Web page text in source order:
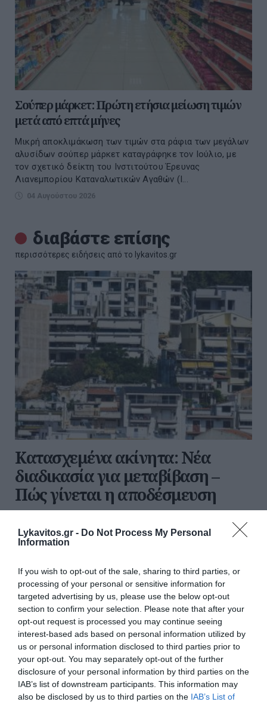
Lykavitos.gr - Do Not Process My Personal
Information
If you wish to opt-out of the sale, sharing to third parties, or
processing of your personal or sensitive information for
targeted advertising by us, please use the below opt-out
section to confirm your selection. Please note that after your
opt-out request is processed you may continue seeing
interest-based ads based on personal information utilized by
us or personal information disclosed to third parties prior to
your opt-out. You may separately opt-out of the further
disclosure of your personal information by third parties on the
IAB’s list of downstream participants. This information may
also be disclosed by us to third parties on the IAB’s List of
Σούπερ μάρκετ: Πρώτη ετήσια μείωση τιμών
μετά από επτά μήνες
Μικρή αποκλιμάκωση των τιμών στα ράφια των μεγάλων
αλυσίδων σούπερ μάρκετ καταγράφηκε τον Ιούλιο, με
τον σχετικό δείκτη του Ινστιτούτου Έρευνας
Λιανεμπορίου Καταναλωτικών Αγαθών (Ι...
04 Αυγούστου 2026
διαβάστε επίσης
περισσότερες ειδήσεις από το lykavitos.gr
Κατασχεμένα ακίνητα: Νέα
διαδικασία για μεταβίβαση –
Πώς γίνεται η αποδέσμευση
μεταβιβάσεις κατασχεμένων ακινήτων,
επιτρέποντας υπό προϋποθέσεις την άρση της
Δείτε πώς λειτουργεί η νέα διαδικασία.
15:50 | 03 Αυγούστου 2026 Οικονομία